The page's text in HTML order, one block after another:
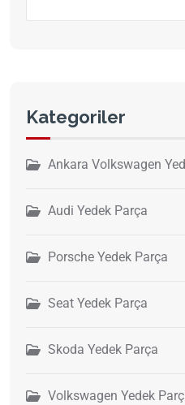
Kategoriler
Ankara Volkswagen
Audi Yedek Parça
Porsche Yedek Parça
Seat Yedek Parça
Skoda Yedek Parça
Volkswagen Yedek